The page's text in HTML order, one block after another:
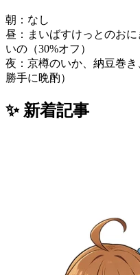
朝：なし
昼：まいばすけっとのお
いの（30%オフ）
夜：京樽のいか、納豆巻
勝手に晩酌）
✨ 新着記事